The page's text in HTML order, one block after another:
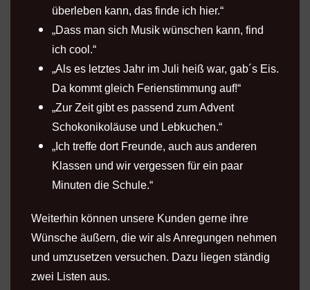
überleben kann, das finde ich hier.“
„Dass man sich Musik wünschen kann, find
ich cool.“
„Als es letztes Jahr im Juli heiß war, gab´s Eis.
Da kommt gleich Ferienstimmung auf!“
„Zur Zeit gibt es passend zum Advent
Schokonikoläuse und Lebkuchen.“
„Ich treffe dort Freunde, auch aus anderen
Klassen und wir vergessen für ein paar
Minuten die Schule.“
Weiterhin können unsere Kunden gerne ihre
Wünsche äußern, die wir als Anregungen nehmen
und umzusetzen versuchen. Dazu liegen ständig
zwei Listen aus.